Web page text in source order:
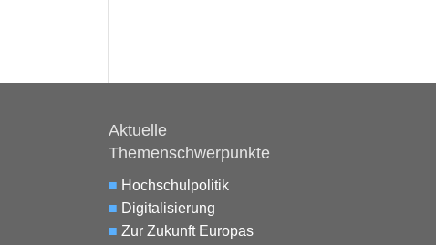
Aktuelle
Themenschwerpunkte
■ Hochschulpolitik
■ Digitalisierung
■ Zur Zukunft Europas